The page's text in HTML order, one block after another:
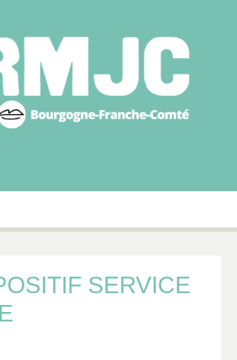
des MJC
Franche-
SERVICE